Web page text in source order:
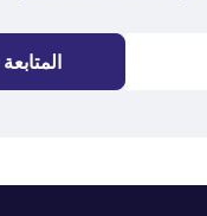
المتابعة